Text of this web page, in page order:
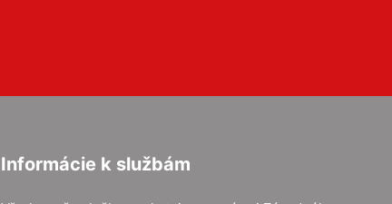
Informácie k službám